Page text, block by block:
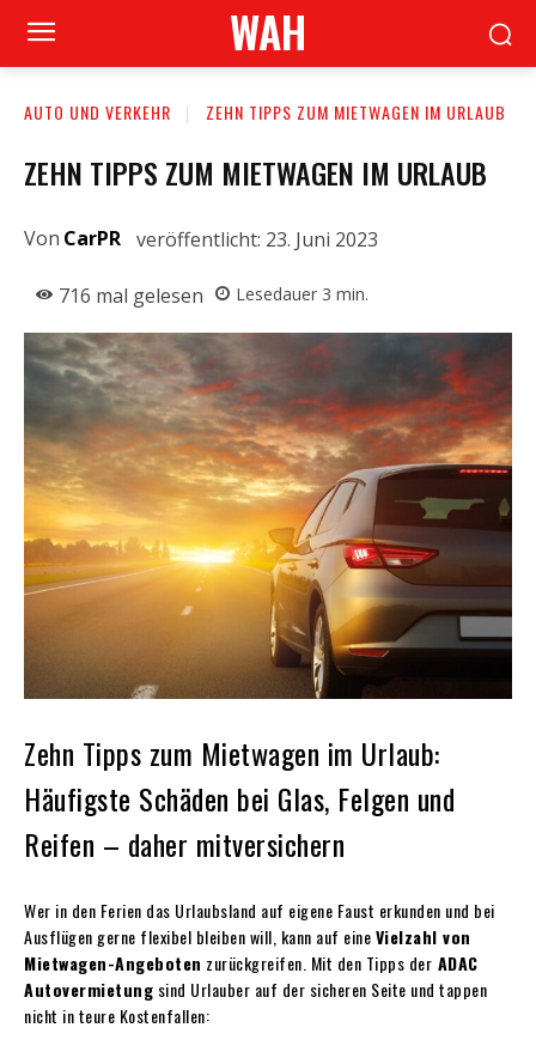
WAH
AUTO UND VERKEHR ZEHN TIPPS ZUM MIETWAGEN IM URLAUB
ZEHN TIPPS ZUM MIETWAGEN IM URLAUB
Von CarPR veröffentlicht: 23. Juni 2023
716 mal gelesen Lesedauer 3 min.
Zehn Tipps zum Mietwagen im Urlaub:
Häufigste Schäden bei Glas, Felgen und
Reifen – daher mitversichern
Wer in den Ferien das Urlaubsland auf eigene Faust erkunden und bei
Ausflügen gerne flexibel bleiben will, kann auf eineVielzahl von
Mietwagen-Angeboten zurückgreifen. Mit den Tipps der ADAC
Autovermietung sind Urlauber auf der sicheren Seite und tappen
nicht in teure Kostenfallen: